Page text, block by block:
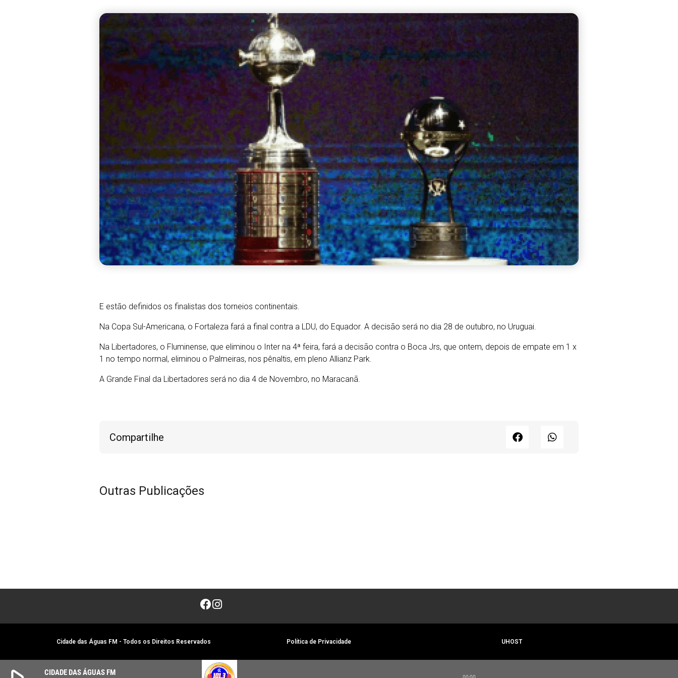
CIDADE DAS ÁGUAS FM
E estão definidos os finalistas dos torneios continentais.
Na Copa Sul-Americana, o Fortaleza fará a final contra a LDU, do Equador. A decisão será no dia 28 de outubro, no Uruguai.
Na Libertadores, o Fluminense, que eliminou o Inter na 4ª feira, fará a decisão contra o Boca Jrs, que ontem, depois de empate em 1 x
1 no tempo normal, eliminou o Palmeiras, nos pênaltis, em pleno Allianz Park.
A Grande Final da Libertadores será no dia 4 de Novembro, no Maracanã.
Compartilhe
Outras Publicações
Cidade das Águas FM - Todos os Direitos Reservados Política de Privacidade UHOST